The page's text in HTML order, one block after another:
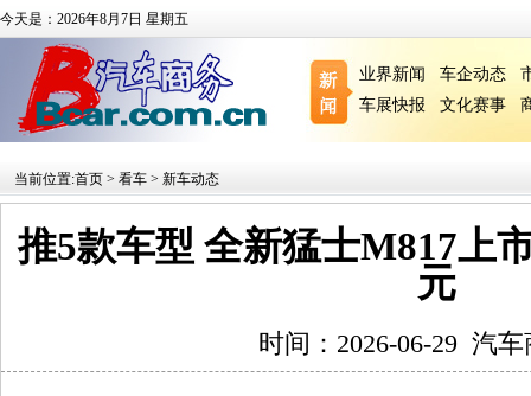
今天是：2026年8月7日 星期五
业界新闻 车企动态
车展快报
文化赛事
当前位置:首页 > 看车 > 新车动态
推5款车型 全新猛士M817上
元
时间：2026-06-29 汽车